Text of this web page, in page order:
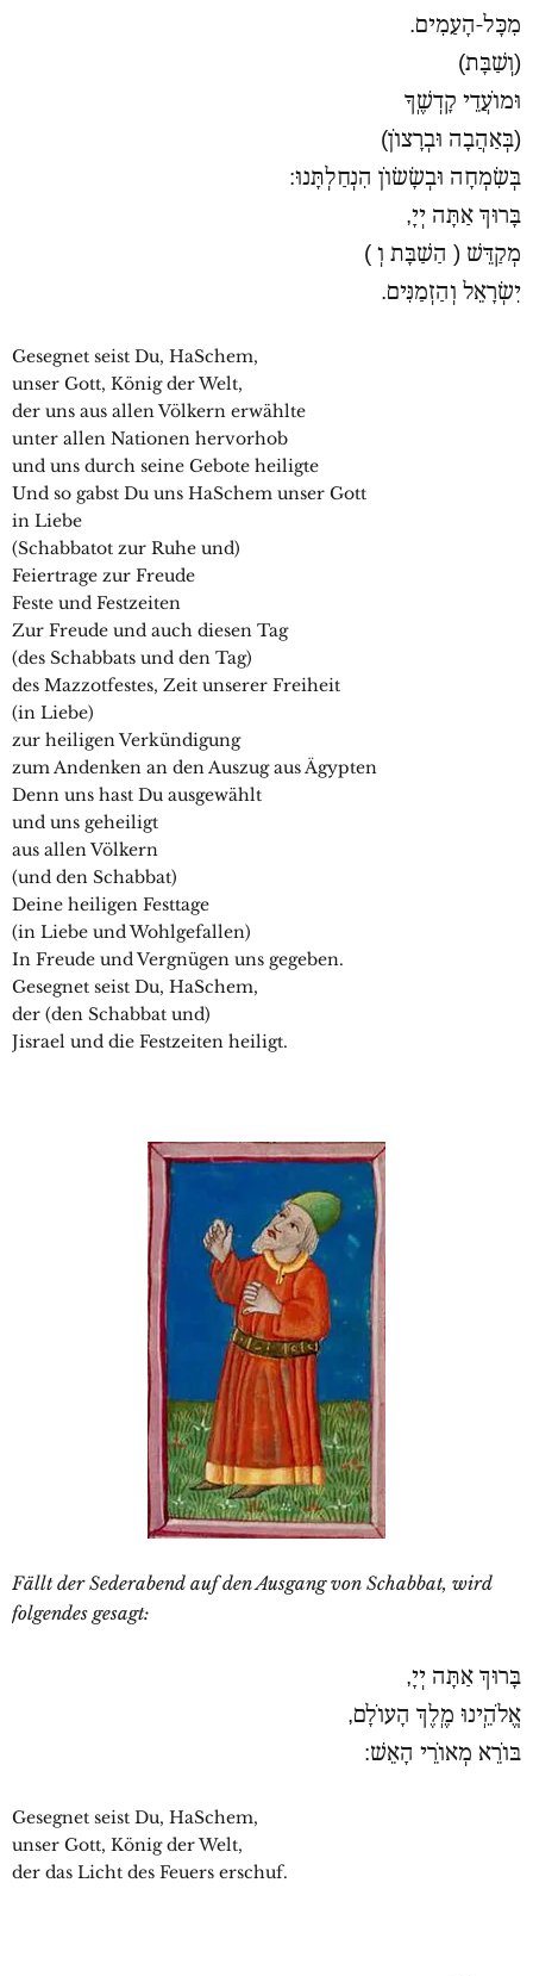
מִכָּל-הָעַמִים.
(וְשַׁבָּת)
וּמוֹעֲדֵי קָדְשֶֽׁךָ
(בְּאַהֲבָה וּבְרָצוֹן)
בְּשִׂמְחָה וּבְשָׂשׂוֹן הִנְחַלְתָּנוּ:
בָּרוּךְ אַתָּה יְיָ,
מְקַדֵּשׁ ( הַשַׁבָּת וְ )
יִשְׂרָאֵל וְהַזְמַנִּים.
Gesegnet seist Du, HaSchem,
unser Gott, König der Welt,
der uns aus allen Völkern erwählte
unter allen Nationen hervorhob
und uns durch seine Gebote heiligte
Und so gabst Du uns HaSchem unser Gott
in Liebe
(Schabbatot zur Ruhe und)
Feiertrage zur Freude
Feste und Festzeiten
Zur Freude und auch diesen Tag
(des Schabbats und den Tag)
des Mazzotfestes, Zeit unserer Freiheit
(in Liebe)
zur heiligen Verkündigung
zum Andenken an den Auszug aus Ägypten
Denn uns hast Du ausgewählt
und uns geheiligt
aus allen Völkern
(und den Schabbat)
Deine heiligen Festtage
(in Liebe und Wohlgefallen)
In Freude und Vergnügen uns gegeben.
Gesegnet seist Du, HaSchem,
der (den Schabbat und)
Jisrael und die Festzeiten heiligt.
Fällt der Sederabend auf den Ausgang von Schabbat, wird
folgendes gesagt:
בָּרוּךְ אַתָּה יְיָ,
אֱלֹהֵֽינוּ מֶֽלֶךְ הָעוֹלָם,
בּוֹרֵא מְאוֹרֵי הָאֵשׁ:
Gesegnet seist Du, HaSchem,
unser Gott, König der Welt,
der das Licht des Feuers erschuf.